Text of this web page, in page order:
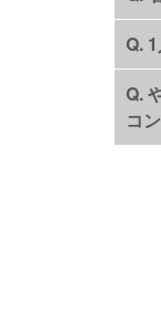
Q.
Q.
コ